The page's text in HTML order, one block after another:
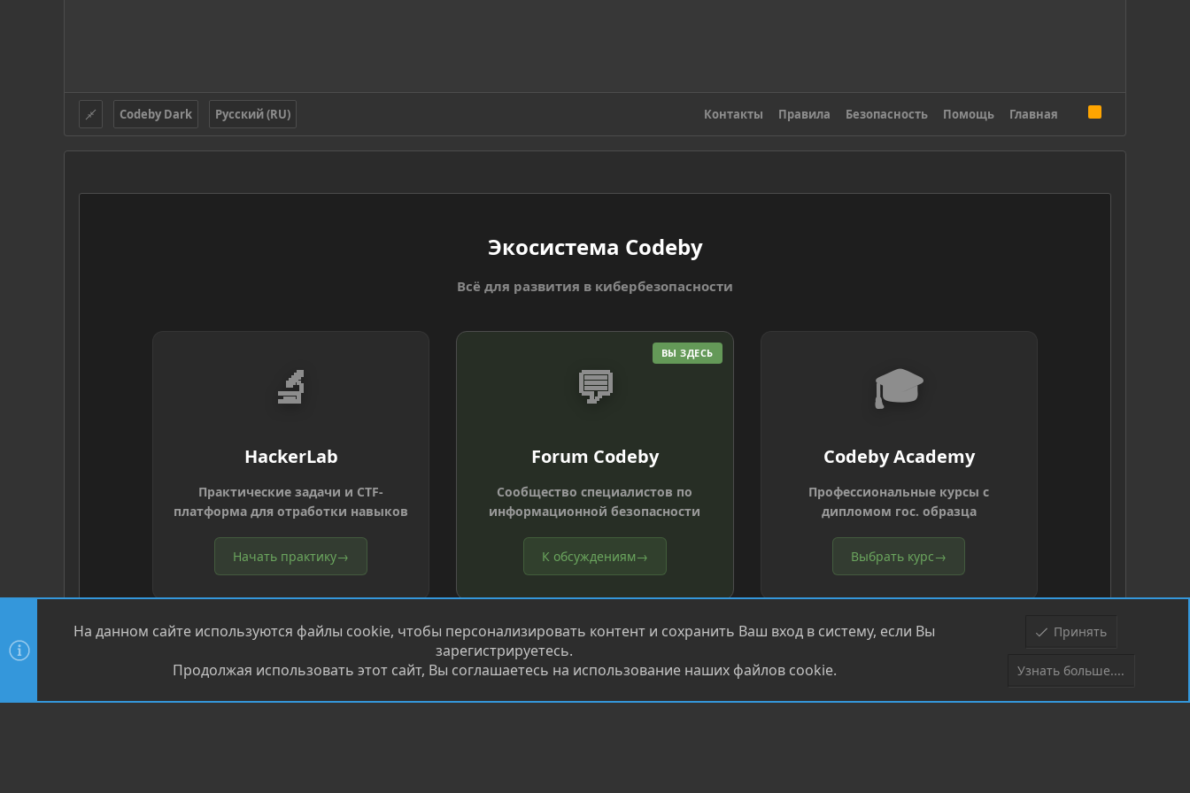
Codeby Dark Русский (RU) Контакты Правила Безопасность Помощь Главная
S
Экосистема Codeby
Всё для развития в кибербезопасности
🔬
HackerLab
Практические задачи и CTF-
платформа для отработки навыков
Начать практику→
ВЫ ЗДЕСЬ
💬
Forum Codeby
Сообщество специалистов по
информационной безопасности
К обсуждениям→
🎓
Codeby Academy
Профессиональные курсы с
дипломом гос. образца
Выбрать курс→
Community platform by XenForo ® © 2010-2026 XenForo Ltd. Перевод от Jumuro® Верх
На данном сайте используются файлы cookie, чтобы персонализировать контент и сохранить Ваш вход в систему, если Вы
зарегистрируетесь.
Продолжая использовать этот сайт, Вы соглашаетесь на использование наших файлов cookie.
Принять
Узнать больше....